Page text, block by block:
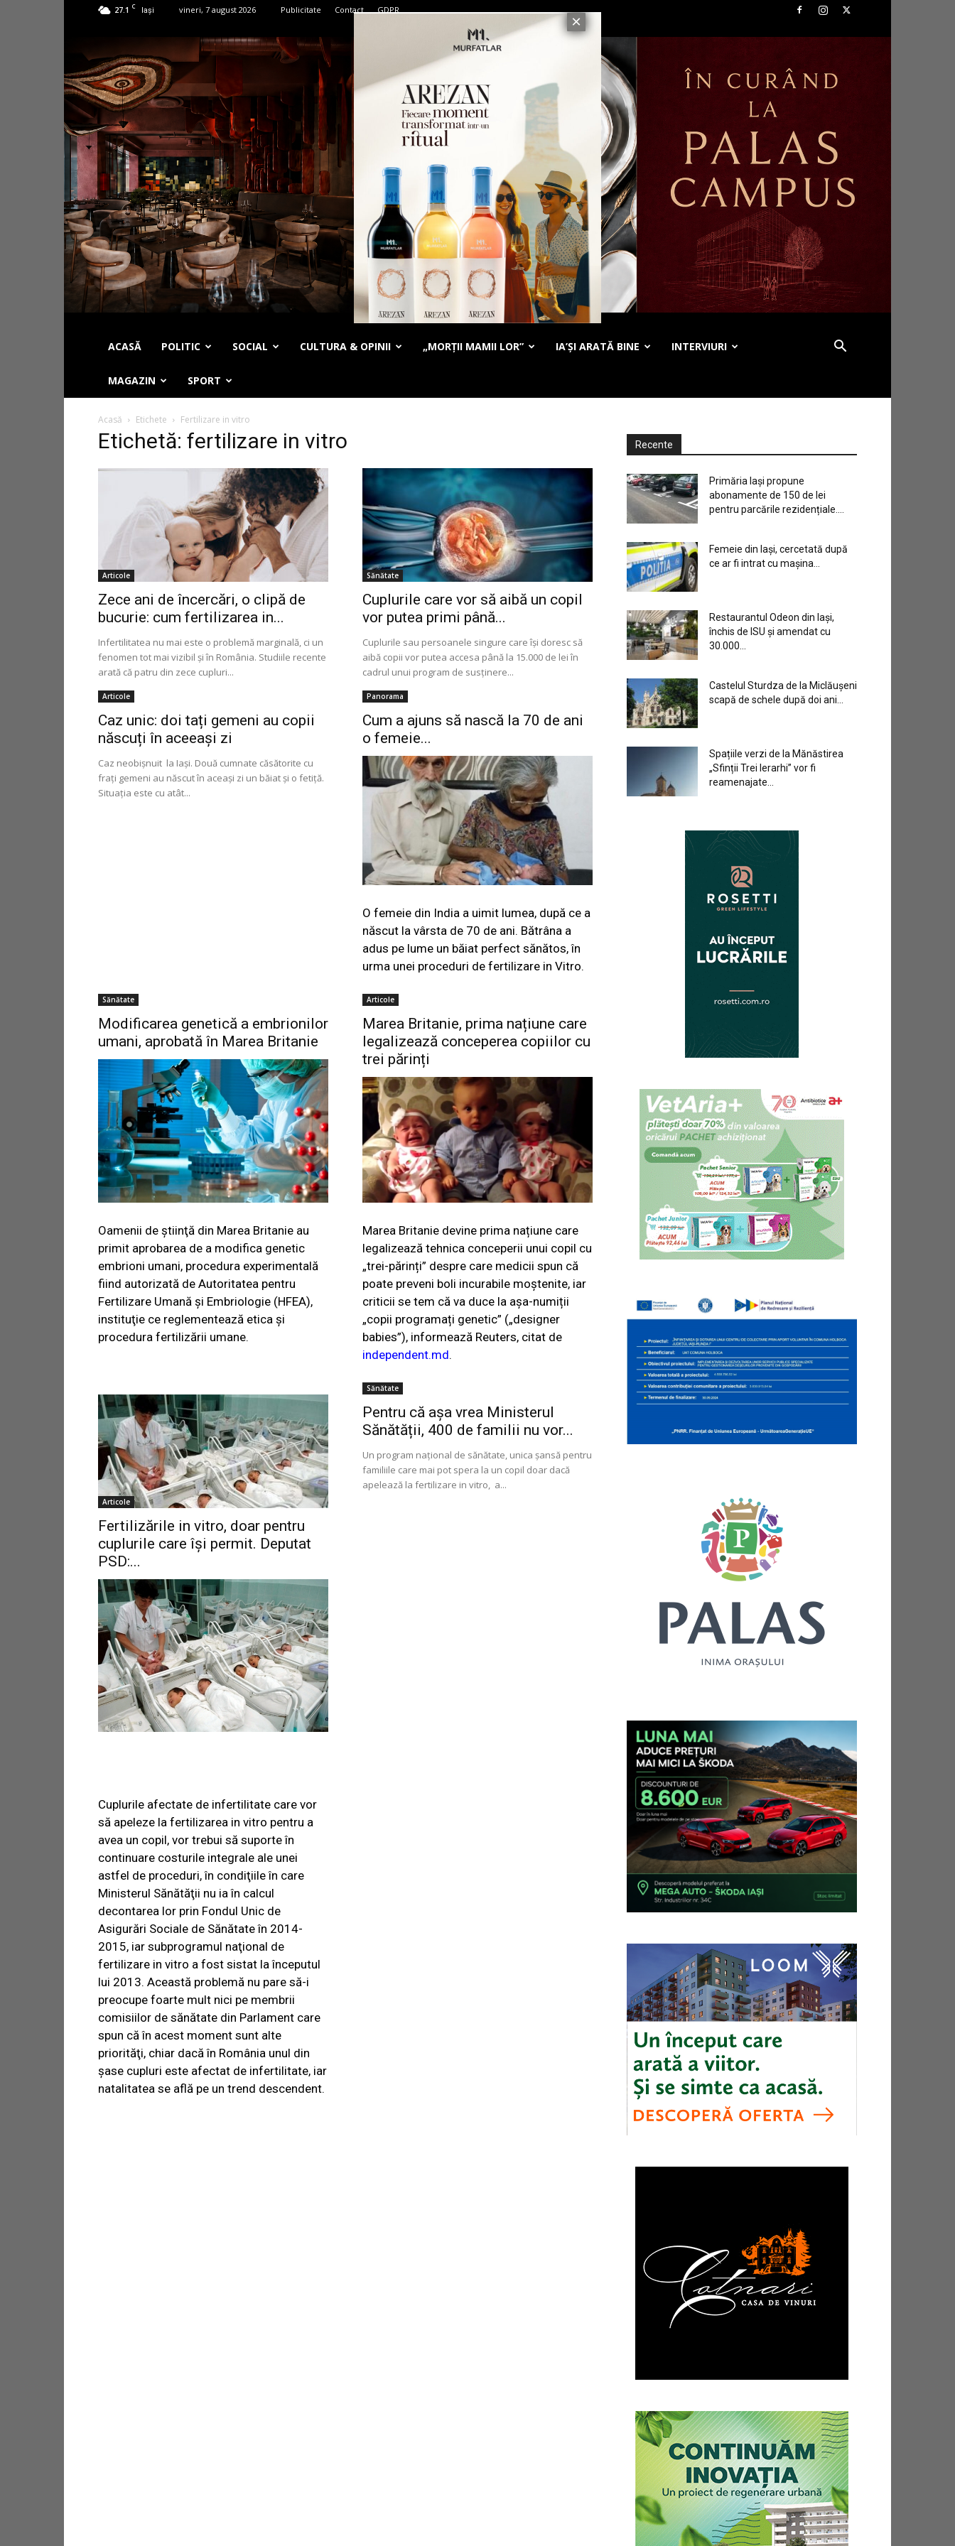
27.1 C Iași vineri, 7 august 2026 Publicitate Contact GDPR
ACASĂ POLITIC SOCIAL CULTURA & OPINII „MORȚII MAMII LOR” IA’ȘI ARATĂ BINE INTERVIURI
MAGAZIN SPORT
Acasă Etichete Fertilizare in vitro
Etichetă: fertilizare in vitro
Articole
Zece ani de încercări, o clipă de
bucurie: cum fertilizarea in...
Infertilitatea nu mai este o problemă marginală, ci un
fenomen tot mai vizibil și în România. Studiile recente
arată că patru din zece cupluri...
Sănătate
Cuplurile care vor să aibă un copil
vor putea primi până...
Cuplurile sau persoanele singure care își doresc să
aibă copii vor putea accesa până la 15.000 de lei în
cadrul unui program de susținere...
Articole
Caz unic: doi tați gemeni au copii
născuți în aceeași zi
Caz neobişnuit la Iaşi. Două cumnate căsătorite cu
fraţi gemeni au născut în aceaşi zi un băiat şi o fetiţă.
Situaţia este cu atât...
Panorama
Cum a ajuns să nască la 70 de ani
o femeie...
O femeie din India a uimit lumea, după ce a
născut la vârsta de 70 de ani. Bătrâna a
adus pe lume un băiat perfect sănătos, în
urma unei proceduri de fertilizare in Vitro.
Sănătate
Modificarea genetică a embrionilor
umani, aprobată în Marea Britanie
Oamenii de ştiinţă din Marea Britanie au
primit aprobarea de a modifica genetic
embrioni umani, procedura experimentală
fiind autorizată de Autoritatea pentru
Fertilizare Umană şi Embriologie (HFEA),
instituţie ce reglementează etica şi
procedura fertilizării umane.
Articole
Marea Britanie, prima națiune care
legalizează conceperea copiilor cu
trei părinți
Marea Britanie devine prima națiune care
legalizează tehnica conceperii unui copil cu
„trei-părinți” despre care medicii spun că
poate preveni boli incurabile moștenite, iar
criticii se tem că va duce la așa-numiții
„copii programați genetic” („designer
babies”), informează Reuters, citat de
independent.md.
Articole
Fertilizările in vitro, doar pentru
cuplurile care îşi permit. Deputat
PSD:...
Cuplurile afectate de infertilitate care vor
să apeleze la fertilizarea in vitro pentru a
avea un copil, vor trebui să suporte în
continuare costurile integrale ale unei
astfel de proceduri, în condiţiile în care
Ministerul Sănătăţii nu ia în calcul
decontarea lor prin Fondul Unic de
Asigurări Sociale de Sănătate în 2014-
2015, iar subprogramul naţional de
fertilizare in vitro a fost sistat la începutul
lui 2013. Această problemă nu pare să-i
preocupe foarte mult nici pe membrii
comisiilor de sănătate din Parlament care
spun că în acest moment sunt alte
priorităţi, chiar dacă în România unul din
şase cupluri este afectat de infertilitate, iar
natalitatea se află pe un trend descendent.
Sănătate
Pentru că așa vrea Ministerul
Sănătății, 400 de familii nu vor...
Un program naţional de sănătate, unica șansă pentru
familiile care mai pot spera la un copil doar dacă
apelează la fertilizare in vitro, a...
Recente
Primăria Iași propune
abonamente de 150 de lei
pentru parcările rezidențiale....
Femeie din Iași, cercetată după
ce ar fi intrat cu mașina...
Restaurantul Odeon din Iași,
închis de ISU și amendat cu
30.000...
Castelul Sturdza de la Miclăușeni
scapă de schele după doi ani...
Spațiile verzi de la Mănăstirea
„Sfinții Trei Ierarhi” vor fi
reamenajate...